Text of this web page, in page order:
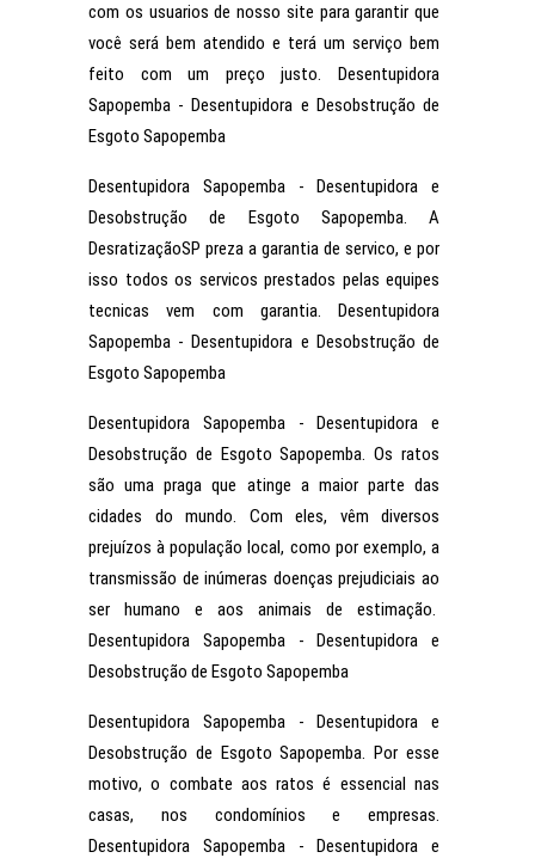
com os usuarios de nosso site para garantir que
você será bem atendido e terá um serviço bem
feito com um preço justo. Desentupidora
Sapopemba - Desentupidora e Desobstrução de
Esgoto Sapopemba
Desentupidora Sapopemba - Desentupidora e
Desobstrução de Esgoto Sapopemba. A
DesratizaçãoSP preza a garantia de servico, e por
isso todos os servicos prestados pelas equipes
tecnicas vem com garantia. Desentupidora
Sapopemba - Desentupidora e Desobstrução de
Esgoto Sapopemba
Desentupidora Sapopemba - Desentupidora e
Desobstrução de Esgoto Sapopemba. Os ratos
são uma praga que atinge a maior parte das
cidades do mundo. Com eles, vêm diversos
prejuízos à população local, como por exemplo, a
transmissão de inúmeras doenças prejudiciais ao
ser humano e aos animais de estimação.
Desentupidora Sapopemba - Desentupidora e
Desobstrução de Esgoto Sapopemba
Desentupidora Sapopemba - Desentupidora e
Desobstrução de Esgoto Sapopemba. Por esse
motivo, o combate aos ratos é essencial nas
casas, nos condomínios e empresas.
Desentupidora Sapopemba - Desentupidora e